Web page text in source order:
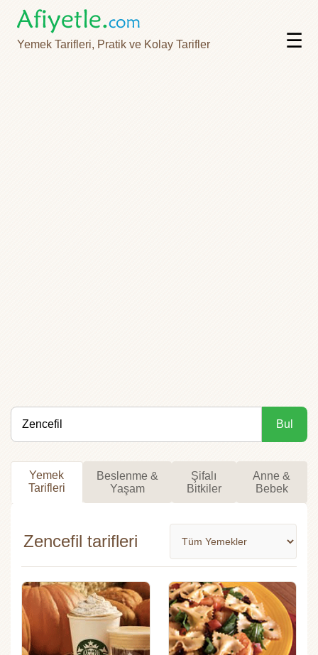
Yemek Tarifleri, Pratik ve Kolay Tarifler ☰
Bul
Yemek
Tarifleri
Beslenme &
Yaşam
Şifalı
Bitkiler
Anne &
Bebek
Zencefil tarifleri